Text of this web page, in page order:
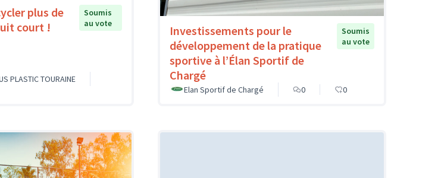
plus de
court !
Soumis
au vote
PLASTIC TOURAINE
Investissements pour le
développement de la pratique
sportive à l’Élan Sportif de
Chargé
Soumis
au vote
Elan Sportif de Chargé 0 0